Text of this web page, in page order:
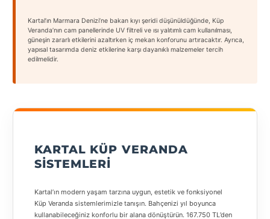
Kartal’ın Marmara Denizi’ne bakan kıyı şeridi düşünüldüğünde, Küp
Veranda’nın cam panellerinde UV filtreli ve ısı yalıtımlı cam kullanılması,
güneşin zararlı etkilerini azaltırken iç mekan konforunu artıracaktır. Ayrıca,
yapısal tasarımda deniz etkilerine karşı dayanıklı malzemeler tercih
edilmelidir.
KARTAL KÜP VERANDA
SISTEMLERI
Kartal’ın modern yaşam tarzına uygun, estetik ve fonksiyonel
Küp Veranda sistemlerimizle tanışın. Bahçenizi yıl boyunca
kullanabileceğiniz konforlu bir alana dönüştürün. 167.750 TL’den
Adana
Adıyaman
Antalya
Balıkesir
Luka